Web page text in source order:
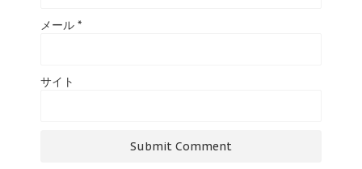
メール *
サイト